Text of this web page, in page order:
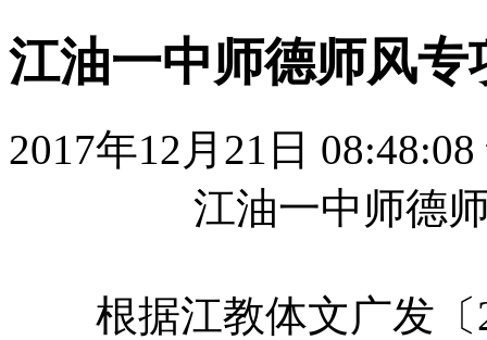
江油一中师德师风专
2017年12月21日 08:48:08
江油一中师德
根据江教体文广发